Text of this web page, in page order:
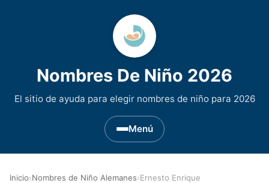
Nombres De Niño 2026
El sitio de ayuda para elegir nombres de niño para 2026
Menú
Inicio›Nombres de Niño Alemanes›Ernesto Enrique